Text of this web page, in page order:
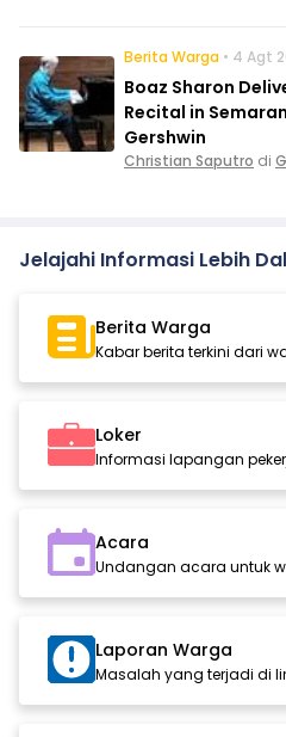
Berita Warga • 4 Agt
Boaz Sharon
Recital in
Gershwin
Christian Saputro di
Jelajahi Informasi Lebih
Berita Warga
Kabar berita terkini dari
Loker
Informasi lapangan
Acara
Undangan acara untuk
Laporan Warga
Masalah yang terjadi di